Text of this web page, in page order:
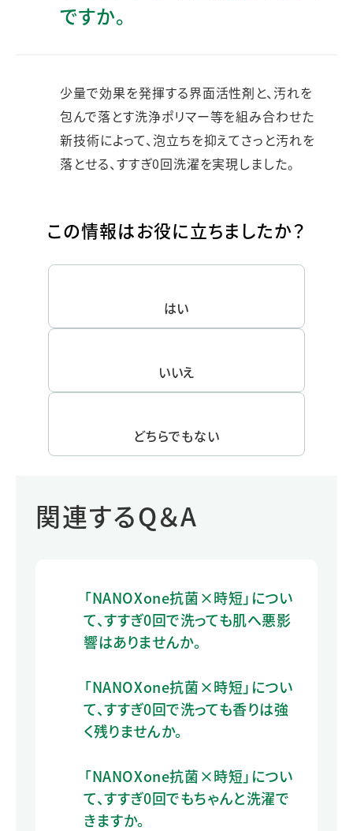
ですか。
少量で効果を発揮する界面活性剤と、汚れを
包んで落とす洗浄ポリマー等を組み合わせた
新技術によって、泡立ちを抑えてさっと汚れを
落とせる、すすぎ0回洗濯を実現しました。
この情報はお役に立ちましたか？
はい
いいえ
どちらでもない
関連するQ＆A
「NANOXone抗菌×時短」につい
て、すすぎ0回で洗っても肌へ悪影
響はありませんか。
「NANOXone抗菌×時短」につい
て、すすぎ0回で洗っても香りは強
く残りませんか。
「NANOXone抗菌×時短」につい
て、すすぎ0回でもちゃんと洗濯で
きますか。